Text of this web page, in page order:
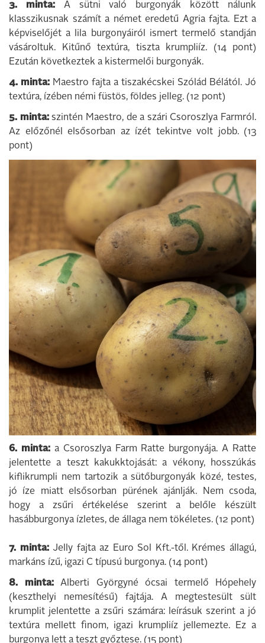
3. minta:A sütni való burgonyák között nálunk
klasszikusnak számít a német eredetű Agria fajta. Ezt a
képviselőjét a lila burgonyáiról ismert termelő standján
vásároltuk. Kitűnő textúra, tiszta krumpliíz. (14 pont)
Ezután következtek a kistermelői burgonyák.
4. minta: Maestro fajta a tiszakécskei Szólád Bélától. Jó
textúra, ízében némi füstös, földes jelleg. (12 pont)
5. minta:szintén Maestro, de a szári Csoroszlya Farmról.
Az előzőnél elsősorban az ízét tekintve volt jobb. (13
pont)
6. minta:a Csoroszlya Farm Ratte burgonyája. A Ratte
jelentette a teszt kakukktojását: a vékony, hosszúkás
kiflikrumpli nem tartozik a sütőburgonyák közé, testes,
jó íze miatt elsősorban pürének ajánlják. Nem csoda,
hogy a zsűri értékelése szerint a belőle készült
hasábburgonya ízletes, de állaga nem tökéletes. (12 pont)
7. minta:Jelly fajta az Euro Sol Kft.-től. Krémes állagú,
markáns ízű, igazi C típusú burgonya. (14 pont)
8. minta:Alberti Györgyné ócsai termelő Hópehely
(keszthelyi nemesítésű) fajtája. A megtestesült sült
krumplit jelentette a zsűri számára: leírásuk szerint a jó
textúra mellett finom, igazi krumpliíz jellemezte. Ez a
burgonya lett a teszt győztese. (15 pont)